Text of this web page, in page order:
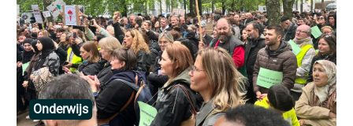
Onderwijs